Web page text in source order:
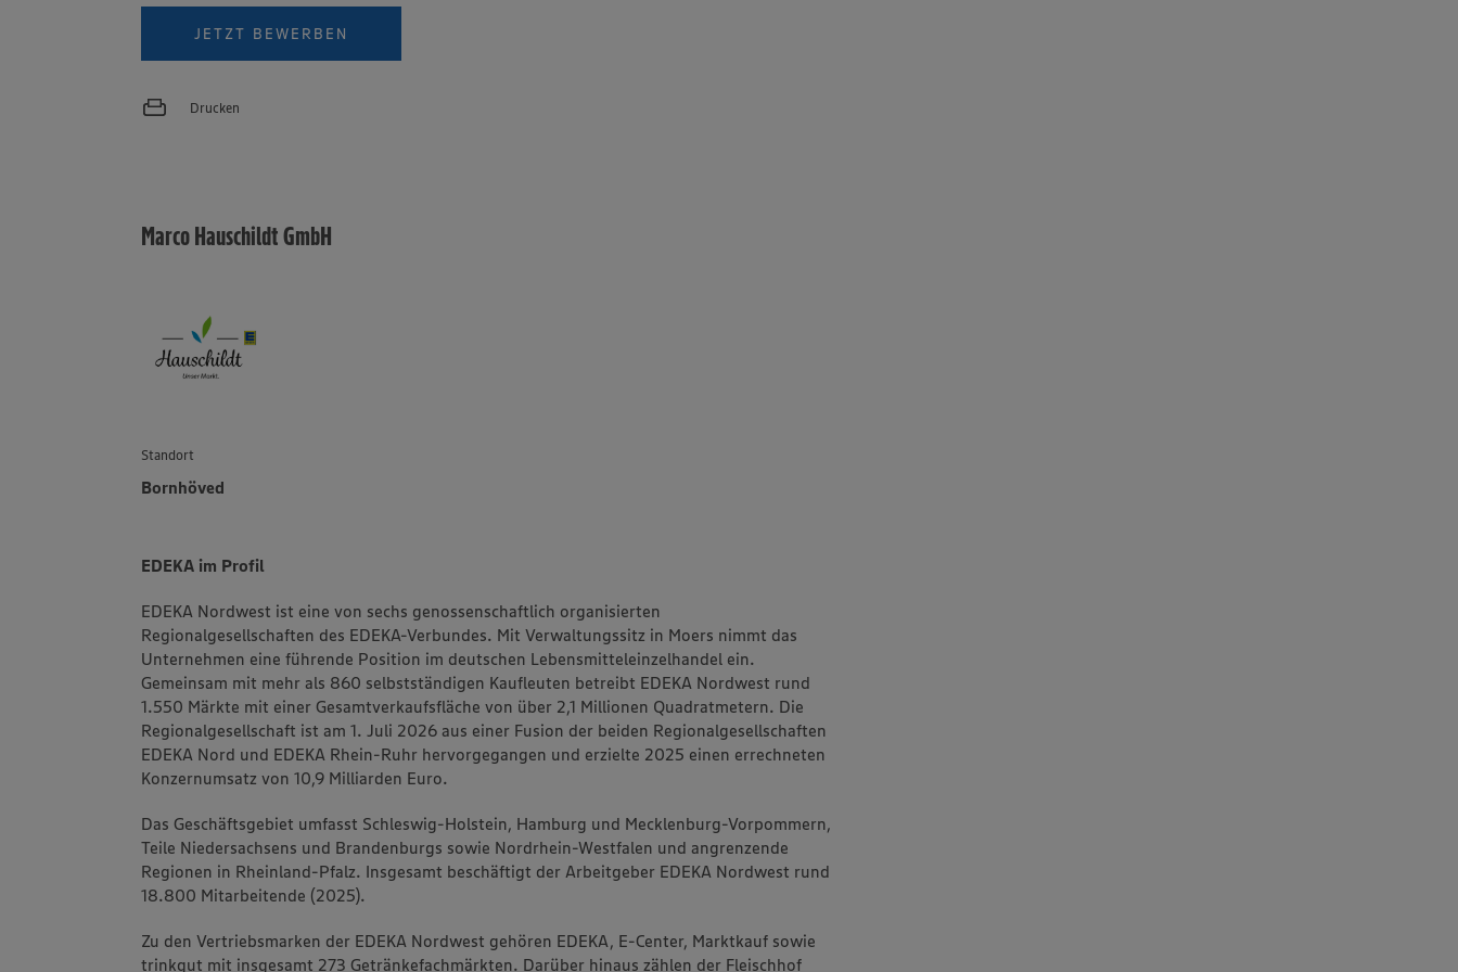
JETZT BEWERBEN
Drucken
Marco Hauschildt GmbH
Standort
Bornhöved
EDEKA im Profil
EDEKA Nordwest ist eine von sechs genossenschaftlich organisierten
Regionalgesellschaften des EDEKA-Verbundes. Mit Verwaltungssitz in Moers nimmt das
Unternehmen eine führende Position im deutschen Lebensmitteleinzelhandel ein.
Gemeinsam mit mehr als 860 selbstständigen Kaufleuten betreibt EDEKA Nordwest rund
1.550 Märkte mit einer Gesamtverkaufsfläche von über 2,1 Millionen Quadratmetern. Die
Regionalgesellschaft ist am 1. Juli 2026 aus einer Fusion der beiden Regionalgesellschaften
EDEKA Nord und EDEKA Rhein-Ruhr hervorgegangen und erzielte 2025 einen errechneten
Konzernumsatz von 10,9 Milliarden Euro.
Das Geschäftsgebiet umfasst Schleswig-Holstein, Hamburg und Mecklenburg-Vorpommern,
Teile Niedersachsens und Brandenburgs sowie Nordrhein-Westfalen und angrenzende
Regionen in Rheinland-Pfalz. Insgesamt beschäftigt der Arbeitgeber EDEKA Nordwest rund
18.800 Mitarbeitende (2025).
Zu den Vertriebsmarken der EDEKA Nordwest gehören EDEKA, E-Center, Marktkauf sowie
trinkgut mit insgesamt 273 Getränkefachmärkten. Darüber hinaus zählen der Fleischhof